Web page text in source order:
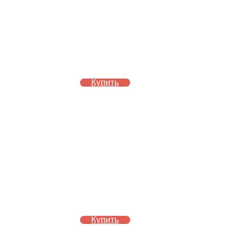
Купить
Купить